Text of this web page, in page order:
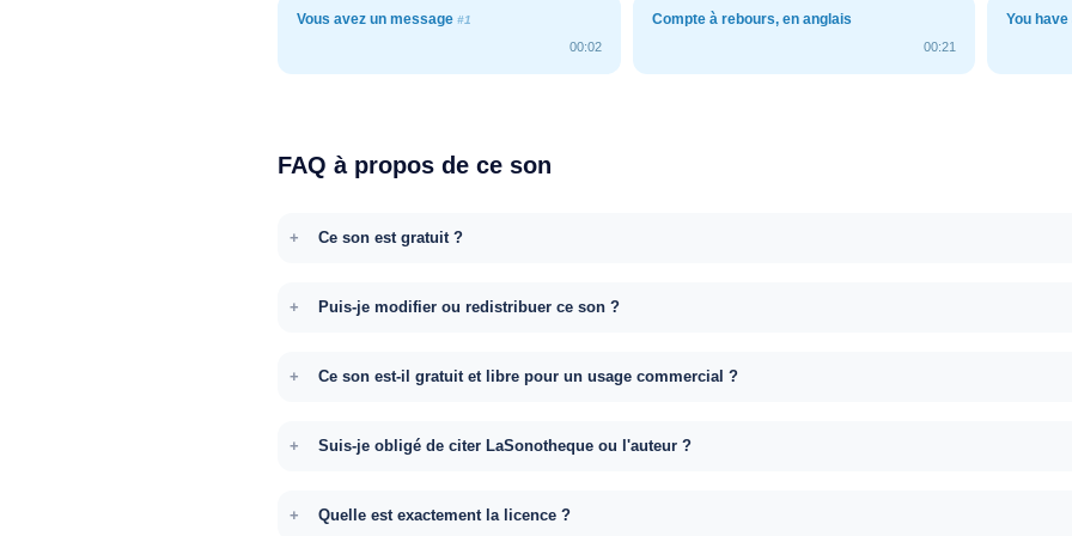
Vous avez un message #1
00:02
Compte à rebours, en anglais
00:21
You
FAQ à propos de ce son
Ce son est gratuit ?
Puis-je modifier ou redistribuer ce son ?
Ce son est-il gratuit et libre pour un usage commercial ?
Suis-je obligé de citer LaSonotheque ou l'auteur ?
Quelle est exactement la licence ?